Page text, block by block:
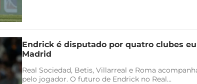
Endrick é disputado por quatro clubes
Madrid
Real Sociedad, Betis, Villarreal e Roma
pelo jogador. O futuro de Endrick no Real...